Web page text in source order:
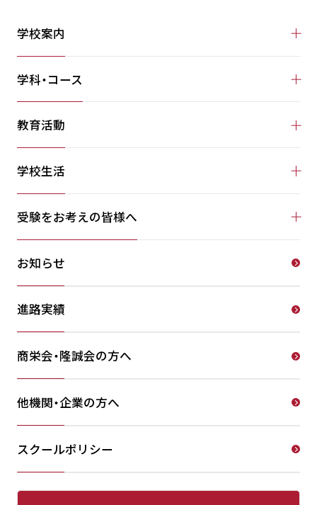
学校案内
学科・コース
教育活動
学校生活
受験をお考えの皆様へ
お知らせ
進路実績
商栄会・隆誠会の方へ
他機関・企業の方へ
スクールポリシー